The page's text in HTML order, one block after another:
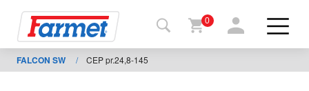
Назад
на
0
FALCON SW / CEP pr.24,8-145